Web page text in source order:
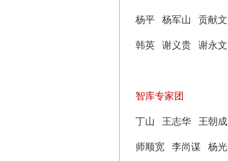
杨平 杨军山 贡献文
韩英 谢义贵 谢永文
智库专家团
丁山 王志华 王朝成
师顺宽 李尚谋 杨光